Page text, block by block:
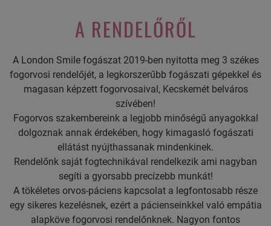
A RENDELŐRŐL
A London Smile fogászat 2019-ben nyitotta meg 3 székes
fogorvosi rendelőjét, a legkorszerűbb fogászati gépekkel és
magasan képzett fogorvosaival, Kecskemét belváros
szívében!
Fogorvos szakembereink a legjobb minőségű anyagokkal
dolgoznak annak érdekében, hogy kimagasló fogászati
ellátást nyújthassanak mindenkinek.
Rendelőnk saját fogtechnikával rendelkezik ami nagyban
segíti a gyorsabb precízebb munkát!
A tökéletes orvos-páciens kapcsolat a legfontosabb része
egy sikeres kezelésnek, ezért a pácienseinkkel való empátia
alapköve fogorvosi rendelőnknek. Nagyon fontos